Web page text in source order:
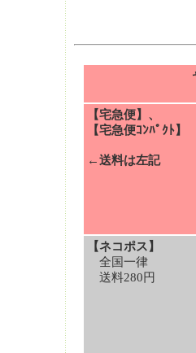
【宅急便】、
【宅急便ｺﾝﾊﾟｸﾄ】
←送料は左記
【ネコポス】
全国一律
送料280円